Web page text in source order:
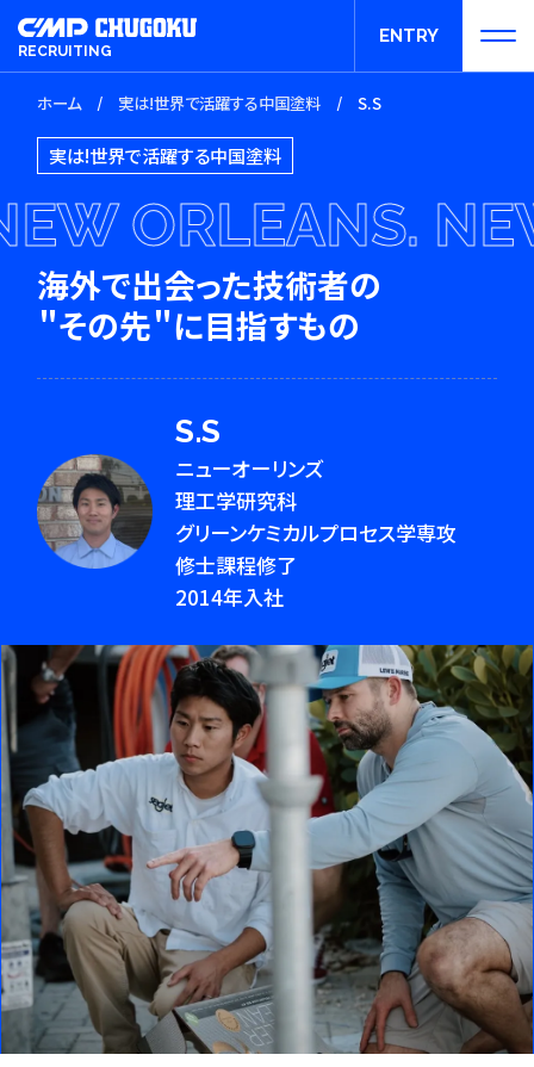
RECRUITING
ENTRY
エントリー
ホーム/ 実は!世界で活躍する中国塗料 /S.S
実は!世界で活躍する中国塗料
海外で出会った技術者の
＂その先＂に目指すもの
S.S
ニューオーリンズ
理工学研究科
グリーンケミカルプロセス学専攻
修士課程修了
2014年入社
ORLEANS.